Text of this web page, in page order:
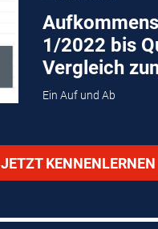
1/2022 bis
Vergleich
Ein Auf und Ab
JETZT KENNENLERNEN